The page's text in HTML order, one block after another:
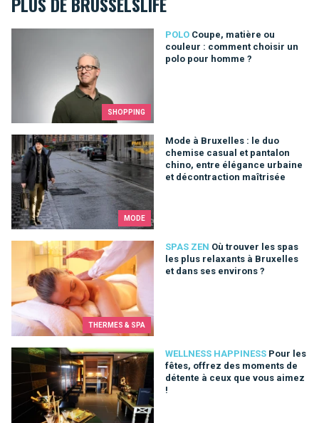
SHOPPING
POLO Coupe, matière ou
couleur : comment choisir un
polo pour homme ?
Coupe, matière ou couleur : comment choisir un polo pour
MODE
Mode à Bruxelles : le duo
chemise casual et pantalon
chino, entre élégance urbaine
et décontraction maîtrisée
Mode à Bruxelles : le duo chemise casual et pantalon chino,
THERMES & SPA
SPAS ZEN Où trouver les spas
les plus relaxants à Bruxelles
et dans ses environs ?
Où trouver les spas les plus relaxants à Bruxelles et dans
WELLNESS HAPPINESS Pour les
fêtes, offrez des moments de
détente à ceux que vous aimez
!
Pour les fêtes, offrez des moments de détente à ceux que